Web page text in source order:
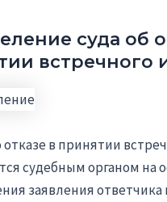
суда об
встречного
в принятии
судебным органом на
заявления ответчика